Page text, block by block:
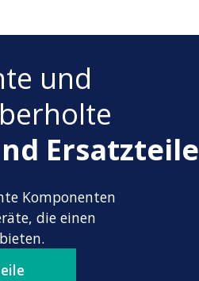
und
Ersatzteile
Komponenten
die einen